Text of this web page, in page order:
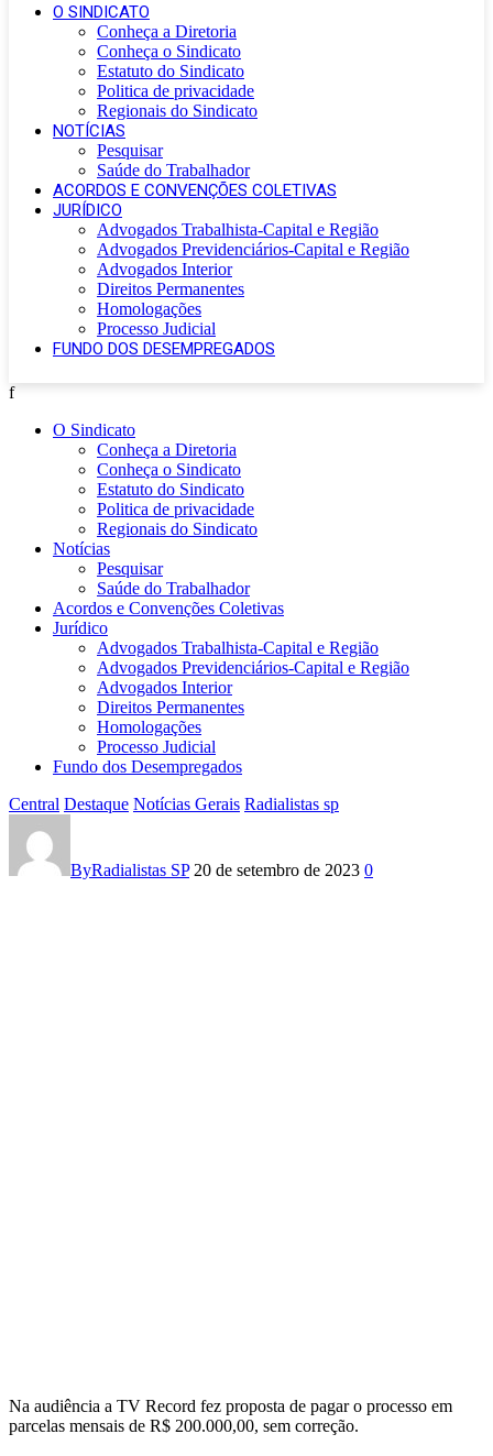
O SINDICATO
Conheça a Diretoria
Conheça o Sindicato
Estatuto do Sindicato
Politica de privacidade
Regionais do Sindicato
NOTÍCIAS
Pesquisar
Saúde do Trabalhador
ACORDOS E CONVENÇÕES COLETIVAS
JURÍDICO
Advogados Trabalhista-Capital e Região
Advogados Previdenciários-Capital e Região
Advogados Interior
Direitos Permanentes
Homologações
Processo Judicial
FUNDO DOS DESEMPREGADOS
f
O Sindicato
Conheça a Diretoria
Conheça o Sindicato
Estatuto do Sindicato
Politica de privacidade
Regionais do Sindicato
Notícias
Pesquisar
Saúde do Trabalhador
Acordos e Convenções Coletivas
Jurídico
Advogados Trabalhista-Capital e Região
Advogados Previdenciários-Capital e Região
Advogados Interior
Direitos Permanentes
Homologações
Processo Judicial
Fundo dos Desempregados
Central Destaque Notícias Gerais Radialistas sp
Em
audiência
9a
hora
ByRadialistas SP 20 de setembro de 2023 0
Na audiência a TV Record fez proposta de pagar o processo em
parcelas mensais de R$ 200.000,00, sem correção.